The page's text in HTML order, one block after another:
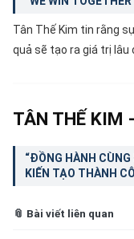
Tân Thế Kim tin rằng
quả sẽ tạo ra giá trị lâu
TÂN THẾ KIM
“ĐỒNG HÀNH
KIẾN TẠO THÀNH
📎 Bài viết liên quan